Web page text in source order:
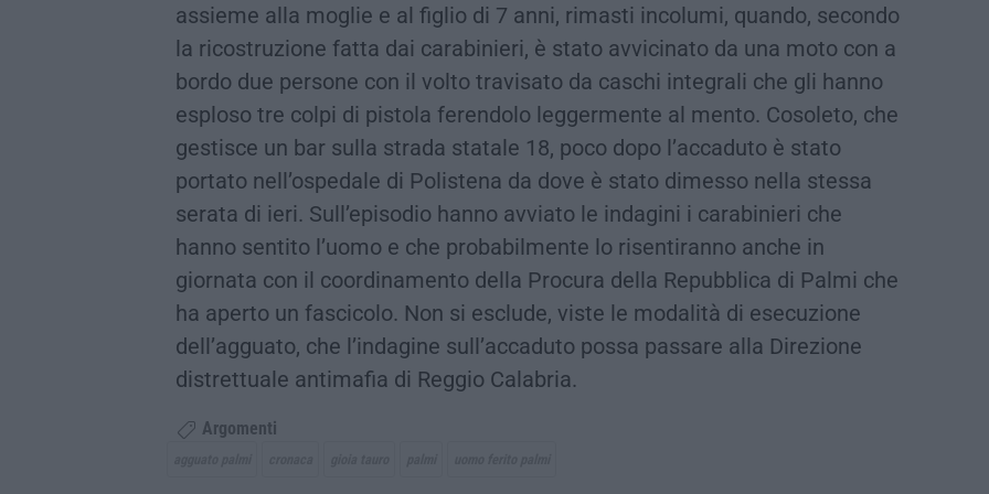
assieme alla moglie e al figlio di 7 anni, rimasti incolumi, quando, secondo
la ricostruzione fatta dai carabinieri, è stato avvicinato da una moto con a
bordo due persone con il volto travisato da caschi integrali che gli hanno
esploso tre colpi di pistola ferendolo leggermente al mento. Cosoleto, che
gestisce un bar sulla strada statale 18, poco dopo l’accaduto è stato
portato nell’ospedale di Polistena da dove è stato dimesso nella stessa
serata di ieri. Sull’episodio hanno avviato le indagini i carabinieri che
hanno sentito l’uomo e che probabilmente lo risentiranno anche in
giornata con il coordinamento della Procura della Repubblica di Palmi che
ha aperto un fascicolo. Non si esclude, viste le modalità di esecuzione
dell’agguato, che l’indagine sull’accaduto possa passare alla Direzione
distrettuale antimafia di Reggio Calabria.
Argomenti